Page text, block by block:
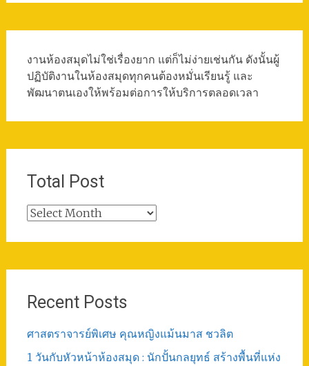
งานห้องสมุดไม่ใช่เรื่องยาก แต่ก็ไม่ง่ายเช่นกัน ดังนั้นผู้
ปฏิบัติงานในห้องสมุดทุกคนต้องหมั่นเรียนรู้ และ
พัฒนาตนเองให้พร้อมต่อการให้บริการตลอดเวลา
Total Post
Total
Recent Posts
ศาสตราจารย์พิเศษ คุณหญิงแม้นมาส ชวลิต
1 วันกับหัวหน้าห้องสมุด : นักปั้นกลยุทธ์ สร้างพื้นที่แห่ง